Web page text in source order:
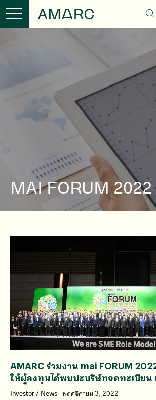
MAI FORUM 2022
AMARC ร่วมงาน mai FORUM
ให้ผู้ลงทุนได้พบปะบริษัทจดทะเบียน
Investor/ News พฤศจิกายน 3, 2022